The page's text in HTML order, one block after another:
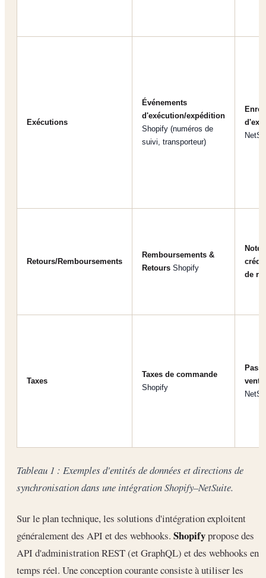
Exécutions
Événements
d'exécution/expédition
Shopify (numéros de
suivi, transporteur)
Retours/Remboursements
Remboursements &
Retours Shopify
Note
de
Taxes
Taxes de commande
Shopify
Tableau 1 : Exemples d'entités de données et directions de
synchronisation dans une intégration Shopify–NetSuite.
Sur le plan technique, les solutions d'intégration exploitent
généralement des API et des webhooks. Shopifypropose des
API d'administration REST (et GraphQL) et des webhooks en
temps réel. Une conception courante consiste à utiliser les